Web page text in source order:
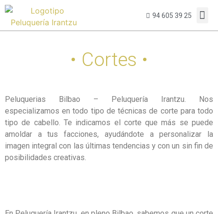
94 605 39 25
• Cortes •
Peluquerias Bilbao – Peluquería Irantzu. Nos
especializamos en todo tipo de técnicas de corte para todo
tipo de cabello. Te indicamos el corte que más se puede
amoldar a tus facciones, ayudándote a personalizar la
imagen integral con las últimas tendencias y con un sin fin de
posibilidades creativas.